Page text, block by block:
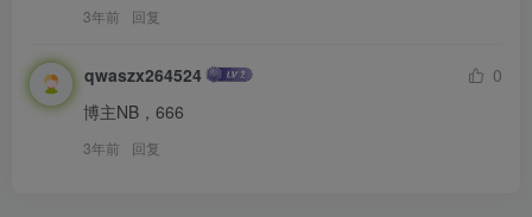
3年前 回复
qwaszx264524
0
博主NB，666
3年前 回复